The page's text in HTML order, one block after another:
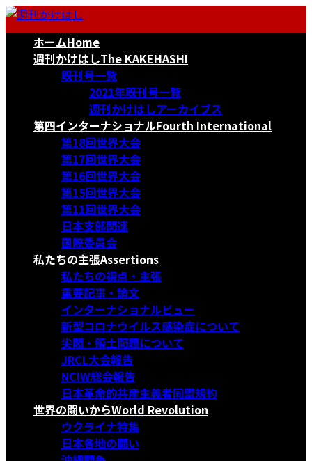
コ
ナ
ホームHome
週刊かけはしThe KAKEHASHI
既刊号一覧
2021年既刊号一覧
週刊かけはしアーカイブス
第四インターナショナルFourth International
第18回世界大会
第17回世界大会
第16回世界大会
第15回世界大会
第11回世界大会
日本支部関連
国際委員会
私たちの主張Assertions
私たちの視点・主張
重要記事・論文
インターナショナルビュー
新型コロナウイルス感染症について
尖閣・領土問題について
JRCL大会報告
NCIW総会報告
日本革命的共産主義者同盟規約
世界の闘いからWorld Revolution
ウクライナ特集
日本各地の闘い